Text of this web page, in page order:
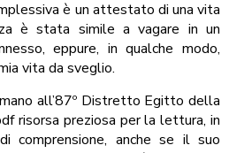
è un attestato di una vita
è stata simile a vagare in un
eppure, in qualche modo,
vita da sveglio.
all’87º Distretto Egitto della
risorsa preziosa per la lettura, in
comprensione, anche se il suo